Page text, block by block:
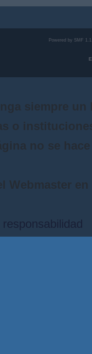
Powered by SMF
siempre
o
no se
Webmaster